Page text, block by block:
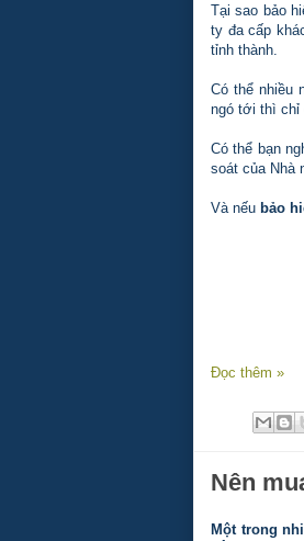
Tại sao bảo
ty đa cấp
tỉnh thành.
Có thể nhiều
ngó tới thì chỉ
Có thể bạn
soát của Nhà
Và nếu bảo
Đọc thêm »
Nên
Một trong